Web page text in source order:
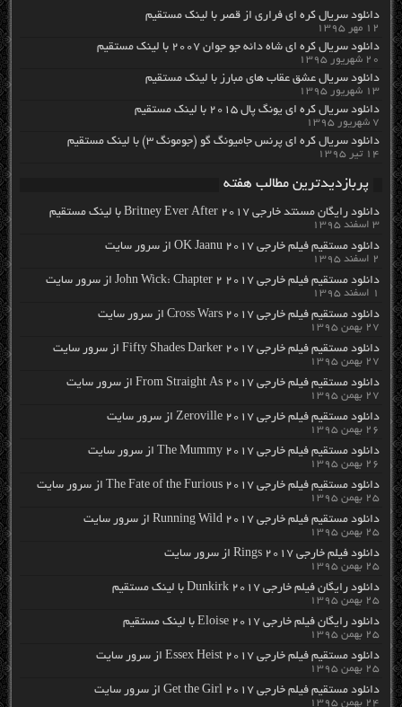
دانلود سریال کره ای فراری از قصر با لینک مستقیم
۱۲ مهر ۱۳۹۵
دانلود سریال کره ای شاه دائه جو جوان ۲۰۰۷ با لینک مستقیم
۲۰ شهریور ۱۳۹۵
دانلود سریال عشق عقاب های مبارز با لینک مستقیم
۱۳ شهریور ۱۳۹۵
دانلود سریال کره ای یونگ پال ۲۰۱۵ با لینک مستقیم
۷ شهریور ۱۳۹۵
دانلود سریال کره ای پرنس جامیونگ گو (جومونگ ۳) با لینک مستقیم
۱۴ تیر ۱۳۹۵
پربازدیدترین مطالب هفته
دانلود رایگان مسنتد خارجی Britney Ever After 2017 با لینک مستقیم
۳ اسفند ۱۳۹۵
دانلود مستقیم فیلم خارجی OK Jaanu 2017 از سرور سایت
۲ اسفند ۱۳۹۵
دانلود مستقیم فیلم خارجی John Wick: Chapter 2 2017 از سرور سایت
۱ اسفند ۱۳۹۵
دانلود مستقیم فیلم خارجی Cross Wars 2017 از سرور سایت
۲۷ بهمن ۱۳۹۵
دانلود مستقیم فیلم خارجی Fifty Shades Darker 2017 از سرور سایت
۲۷ بهمن ۱۳۹۵
دانلود مستقیم فیلم خارجی From Straight As 2017 از سرور سایت
۲۷ بهمن ۱۳۹۵
دانلود مستقیم فیلم خارجی Zeroville 2017 از سرور سایت
۲۶ بهمن ۱۳۹۵
دانلود مستقیم فیلم خارجی The Mummy 2017 از سرور سایت
۲۶ بهمن ۱۳۹۵
دانلود مستقیم فیلم خارجی The Fate of the Furious 2017 از سرور سایت
۲۵ بهمن ۱۳۹۵
دانلود مستقیم فیلم خارجی Running Wild 2017 از سرور سایت
۲۵ بهمن ۱۳۹۵
دانلود فیلم خارجی Rings 2017 از سرور سایت
۲۵ بهمن ۱۳۹۵
دانلود رایگان فیلم خارجی Dunkirk 2017 با لینک مستقیم
۲۵ بهمن ۱۳۹۵
دانلود رایگان فیلم خارجی Eloise 2017 با لینک مستقیم
۲۵ بهمن ۱۳۹۵
دانلود مستقیم فیلم خارجی Essex Heist 2017 از سرور سایت
۲۵ بهمن ۱۳۹۵
دانلود مستقیم فیلم خارجی Get the Girl 2017 از سرور سایت
۲۴ بهمن ۱۳۹۵